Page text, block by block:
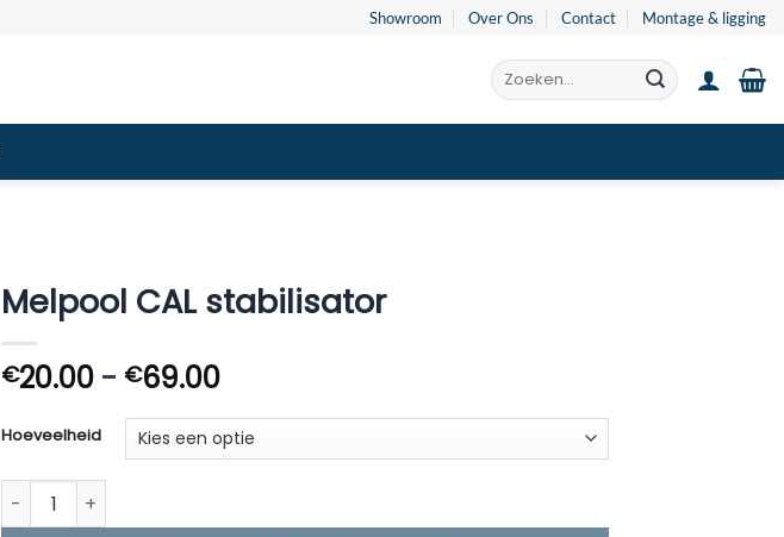
Showroom Over Ons Contact Montage & ligging
Zoeken
naar:
Melpool CAL stabilisator
€20.00 - €69.00Prijsklasse:
tot
€69.00
Hoeveelheid
Melpool CAL stabilisator aantal